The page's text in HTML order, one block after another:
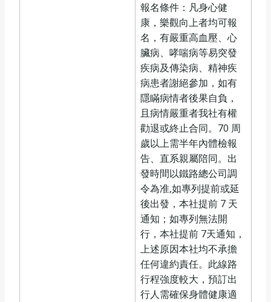
報名條件：凡身心健
康，樂觀向上者均可報
名，有嚴重高血壓、心
臟病、哮喘病等易突發
疾病及傳染病、精神疾
病患者謝絕參加，如有
隱瞞病情者後果自負，
且病情嚴重者我社有權
勸退或終止合同。70 周
歲以上需半年內體檢報
告、直系親屬陪同。出
發時間以鐵路總公司調
令為准,如專列提前或延
後出發，本社提前 7 天
通知；如專列無法開
行，本社提前 7天通知，
上述原因本社均不承擔
任何違約責任。此線路
行程強度較大，預訂出
行人需確保身體健康適